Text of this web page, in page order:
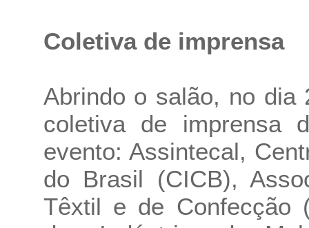
Coletiva de imprensa
Abrindo o salão, no dia
coletiva de imprensa
evento: Assintecal,
do Brasil (CICB),
Têxtil e de Confecção